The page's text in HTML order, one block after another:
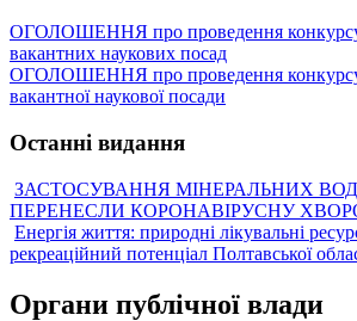
ОГОЛОШЕННЯ про проведення конкурсу
вакантних наукових посад
ОГОЛОШЕННЯ про проведення конкурсу
вакантної наукової посади
Останні видання
ЗАСТОСУВАННЯ МІНЕРАЛЬНИХ
ПЕРЕНЕСЛИ КОРОНАВІРУСНУ
Енергія життя: природні лікувальні
рекреаційний потенціал Полтавської
Органи публічної влади